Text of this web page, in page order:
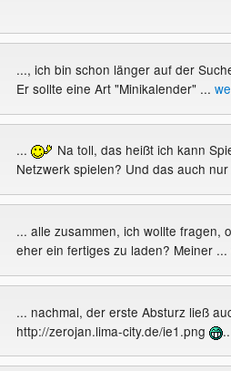
..., ich bin schon länger auf der
Er sollte eine Art "Minikalender" ...
... Na toll, das heißt ich kann
Netzwerk spielen? Und das auch nur
... alle zusammen, ich wollte fragen,
eher ein fertiges zu laden? Meiner ...
... nachmal, der erste Absturz ließ
http://zerojan.lima-city.de/ie1.png